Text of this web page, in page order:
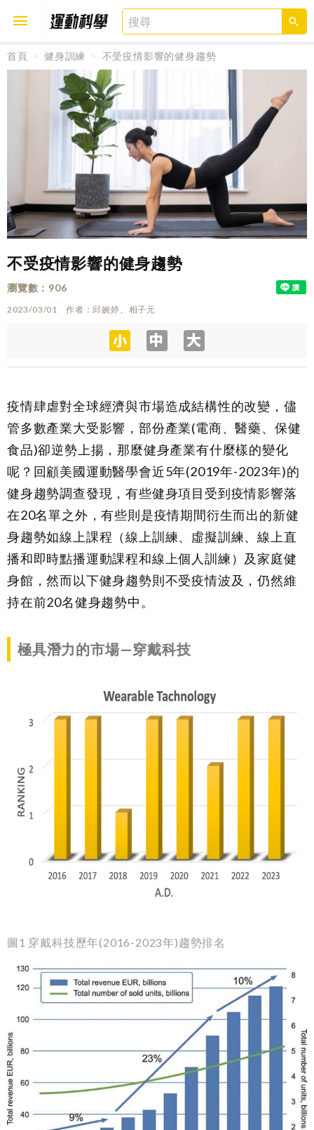
首頁 健身訓練 不受疫情影響的健身趨勢
不受疫情影響的健身趨勢
瀏覽數 906
2023/03/01 作者 邱婉婷、相子元
疫情肆虐對全球經濟與市場造成結構性的改變，儘
管多數產業大受影響，部份產業(電商、醫藥、保健
食品)卻逆勢上揚，那麼健身產業有什麼樣的變化
呢？回顧美國運動醫學會近5年(2019年-2023年)的
健身趨勢調查發現，有些健身項目受到疫情影響落
在20名單之外，有些則是疫情期間衍生而出的新健
身趨勢如線上課程（線上訓練、虛擬訓練、線上直
播和即時點播運動課程和線上個人訓練）及家庭健
身館，然而以下健身趨勢則不受疫情波及，仍然維
持在前20名健身趨勢中。
極具潛力的市場—穿戴科技
圖1 穿戴科技歷年(2016-2023年)趨勢排名
取消